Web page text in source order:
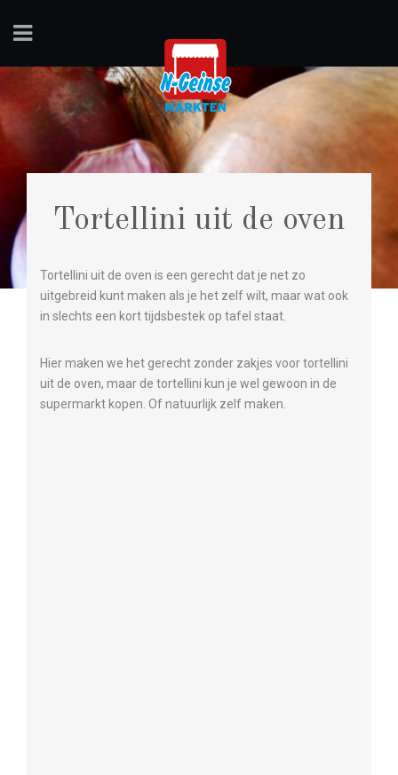
Tortellini uit de oven
Tortellini uit de oven is een gerecht dat je net zo
uitgebreid kunt maken als je het zelf wilt, maar wat ook
in slechts een kort tijdsbestek op tafel staat.
Hier maken we het gerecht zonder zakjes voor tortellini
uit de oven, maar de tortellini kun je wel gewoon in de
supermarkt kopen. Of natuurlijk zelf maken.